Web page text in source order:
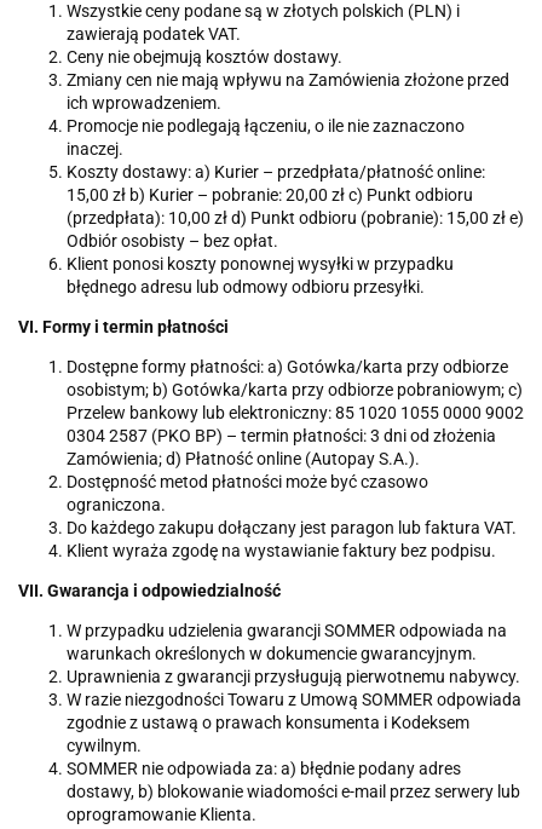
Wszystkie ceny podane są w złotych polskich (PLN) i
zawierają podatek VAT.
Ceny nie obejmują kosztów dostawy.
Zmiany cen nie mają wpływu na Zamówienia złożone przed
ich wprowadzeniem.
Promocje nie podlegają łączeniu, o ile nie zaznaczono
inaczej.
Koszty dostawy: a) Kurier – przedpłata/płatność online:
15,00 zł b) Kurier – pobranie: 20,00 zł c) Punkt odbioru
(przedpłata): 10,00 zł d) Punkt odbioru (pobranie): 15,00 zł e)
Odbiór osobisty – bez opłat.
Klient ponosi koszty ponownej wysyłki w przypadku
błędnego adresu lub odmowy odbioru przesyłki.
VI. Formy i termin płatności
Dostępne formy płatności: a) Gotówka/karta przy odbiorze
osobistym; b) Gotówka/karta przy odbiorze pobraniowym; c)
Przelew bankowy lub elektroniczny: 85 1020 1055 0000 9002
0304 2587 (PKO BP) – termin płatności: 3 dni od złożenia
Zamówienia; d) Płatność online (Autopay S.A.).
Dostępność metod płatności może być czasowo
ograniczona.
Do każdego zakupu dołączany jest paragon lub faktura VAT.
Klient wyraża zgodę na wystawianie faktury bez podpisu.
VII. Gwarancja i odpowiedzialność
W przypadku udzielenia gwarancji SOMMER odpowiada na
warunkach określonych w dokumencie gwarancyjnym.
Uprawnienia z gwarancji przysługują pierwotnemu nabywcy.
W razie niezgodności Towaru z Umową SOMMER odpowiada
zgodnie z ustawą o prawach konsumenta i Kodeksem
cywilnym.
SOMMER nie odpowiada za: a) błędnie podany adres
dostawy, b) blokowanie wiadomości e-mail przez serwery lub
oprogramowanie Klienta.